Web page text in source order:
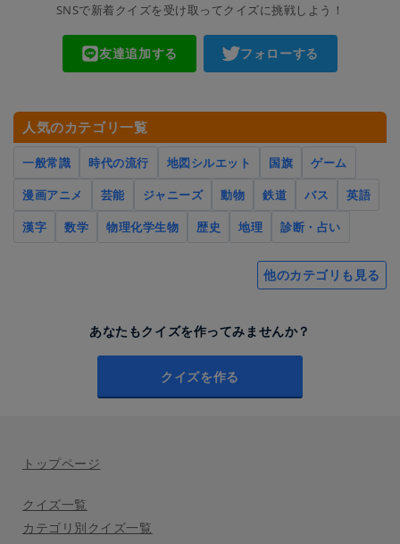
SNSで新着クイズを受け取ってクイズに挑戦しよう！
友達追加する フォローする
人気のカテゴリ一覧
一般常識 時代の流行 地図シルエット 国旗
ゲーム
漫画アニメ
芸能 ジャニーズ 動物 鉄道 バス
英語
漢字
数学 物理化学生物 歴史 地理 診断・占い
他のカテゴリも見る
あなたもクイズを作ってみませんか？
クイズを作る
トップページ
クイズ一覧
カテゴリ別クイズ一覧